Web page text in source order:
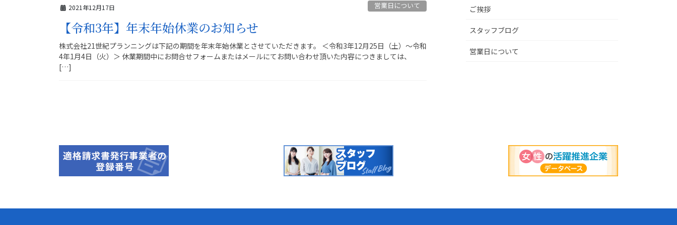
2021年12月17日 営業日について
【令和3年】年末年始休業のお知らせ
株式会社21世紀プランニングは下記の期間を年末年始休業とさせていただきます。 ＜令和3年12月25日（土）～令和
4年1月4日（火）＞ 休業期間中にお問合せフォームまたはメールにてお問い合わせ頂いた内容につきましては、
[…]
ご挨拶
スタッフブログ
営業日について